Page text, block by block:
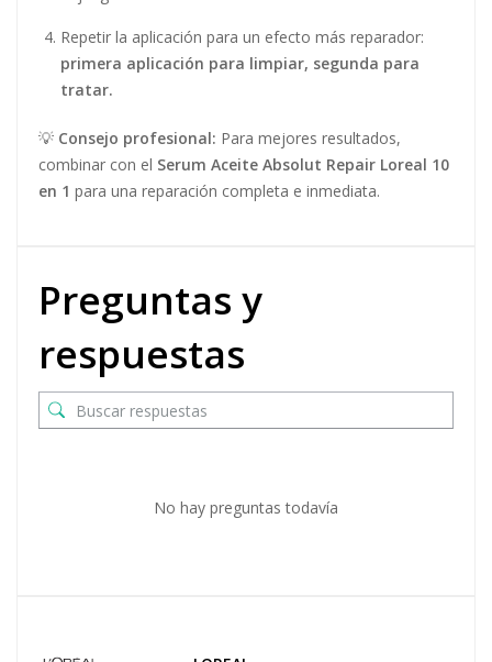
Repetir la aplicación para un efecto más reparador:
primera aplicación para limpiar, segunda para
tratar.
💡 Consejo profesional: Para mejores resultados,
combinar con el Serum Aceite Absolut Repair Loreal 10
en 1 para una reparación completa e inmediata.
Preguntas y
respuestas
No hay preguntas todavía